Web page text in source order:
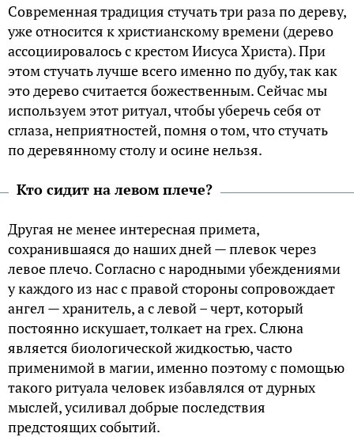
Современная традиция стучать три раза по дереву,
уже относится к христианскому времени (дерево
ассоциировалось с крестом Иисуса Христа). При
этом стучать лучше всего именно по дубу, так как
это дерево считается божественным. Сейчас мы
используем этот ритуал, чтобы уберечь себя от
сглаза, неприятностей, помня о том, что стучать
по деревянному столу и осине нельзя.
Кто сидит на левом плече?
Другая не менее интересная примета,
сохранившаяся до наших дней — плевок через
левое плечо. Согласно с народными убеждениями
у каждого из нас с правой стороны сопровождает
ангел — хранитель, а с левой – черт, который
постоянно искушает, толкает на грех. Слюна
является биологической жидкостью, часто
применимой в магии, именно поэтому с помощью
такого ритуала человек избавлялся от дурных
мыслей, усиливал добрые последствия
предстоящих событий.